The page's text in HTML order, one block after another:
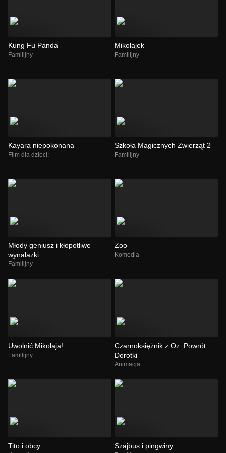
Kung Fu Panda
Familijny
Mikołajek
Familijny
Kayara niepokonana
Film dla dzieci:
Szkoła Magicznych Zwierząt 2
Familijny
Młody geniusz i kłopotliwe
wynalazki
Familijny
Zoo
Komedia
Uwolnić Mikołaja!
Familijny
Czarnoksiężnik z Oz: Powrót
Dorotki
Animacja
Tito i obcy Szajbus i pingwiny